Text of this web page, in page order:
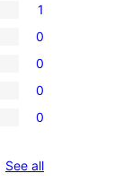
1
0
0
0
0
See allreviews